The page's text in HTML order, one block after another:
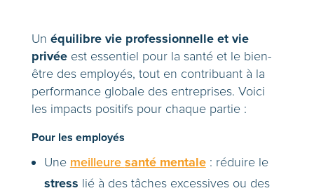
Un équilibre vie professionnelle et vie
privéeest essentiel pour la santé et le bien-
être des employés, tout en contribuant à la
performance globale des entreprises. Voici
les impacts positifs pour chaque partie :
Pour les employés
Une meilleure santé mentale: réduire le
stress lié à des tâches excessives ou des